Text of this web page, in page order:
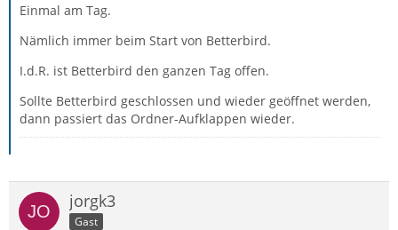
Einmal am Tag.
Nämlich immer beim Start von Betterbird.
I.d.R. ist Betterbird den ganzen Tag offen.
Sollte Betterbird geschlossen und wieder geöffnet werden,
dann passiert das Ordner-Aufklappen wieder.
jorgk3
Gast